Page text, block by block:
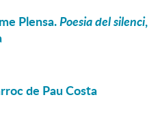
Plensa.Poesia del silenci,
de Pau Costa